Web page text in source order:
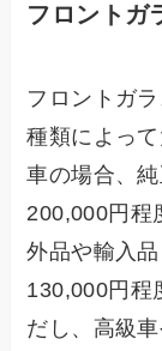
フロントガ
フロントガ
種類によっ
車の場合、
200,000円程
外品や輸入
130,000円程
だし、高級